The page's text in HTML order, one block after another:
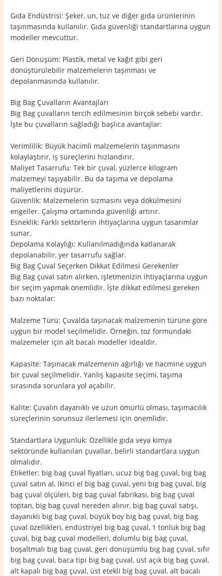
Gıda Endüstrisi: Şeker, un, tuz ve diğer gıda ürünlerinin
taşınmasında kullanılır. Gıda güvenliği standartlarına uygun
modeller mevcuttur.
Geri Dönüşüm: Plastik, metal ve kağıt gibi geri
dönüştürülebilir malzemelerin taşınması ve
depolanmasında kullanılır.
Big Bag Çuvalların Avantajları
Big Bag çuvalların tercih edilmesinin birçok sebebi vardır.
İşte bu çuvalların sağladığı başlıca avantajlar:
Verimlilik: Büyük hacimli malzemelerin taşınmasını
kolaylaştırır, iş süreçlerini hızlandırır.
Maliyet Tasarrufu: Tek bir çuval, yüzlerce kilogram
malzemeyi taşıyabilir. Bu da taşıma ve depolama
maliyetlerini düşürür.
Güvenlik: Malzemelerin sızmasını veya dökülmesini
engeller. Çalışma ortamında güvenliği artırır.
Esneklik: Farklı sektörlerin ihtiyaçlarına uygun tasarımlar
sunar.
Depolama Kolaylığı: Kullanılmadığında katlanarak
depolanabilir, yer tasarrufu sağlar.
Big Bag Çuval Seçerken Dikkat Edilmesi Gerekenler
Big Bag çuval satın alırken, işletmenizin ihtiyaçlarına uygun
bir seçim yapmak önemlidir. İşte dikkat edilmesi gereken
bazı noktalar:
Malzeme Türü: Çuvalda taşınacak malzemenin türüne göre
uygun bir model seçilmelidir. Örneğin, toz formundaki
malzemeler için alt bacalı modeller idealdir.
Kapasite: Taşınacak malzemenin ağırlığı ve hacmine uygun
bir çuval seçilmelidir. Yanlış kapasite seçimi, taşıma
sırasında sorunlara yol açabilir.
Kalite: Çuvalın dayanıklı ve uzun ömürlü olması, taşımacılık
süreçlerinin sorunsuz ilerlemesi için önemlidir.
Standartlara Uygunluk: Özellikle gıda veya kimya
sektöründe kullanılan çuvallar, belirli standartlara uygun
olmalıdır.
Etiketler; big bag çuval fiyatları, ucuz big bag çuval, big bag
çuval satın al, ikinci el big bag çuval, yeni big bag çuval, big
bag çuval ölçüleri, big bag çuval fabrikası, big bag çuval
toptan, big bag çuval nereden alınır, big bag çuval satışı,
dayanıklı big bag çuval, büyük boy big bag çuval, big bag
çuval özellikleri, endüstriyel big bag çuval, 1 tonluk big bag
çuval, big bag çuval modelleri, dolumlu big bag çuval,
boşaltmalı big bag çuval, geri dönüşümlü big bag çuval, sıfır
big bag çuval, baca tipi big bag çuval, üst açık big bag çuval,
alt kapalı big bag çuval, üst etekli big bag çuval, alt bacalı